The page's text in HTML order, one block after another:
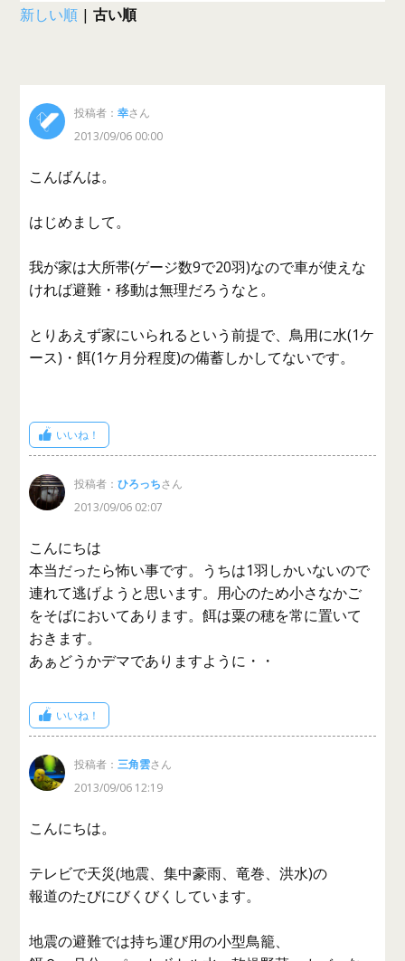
新しい順 |古い順
投稿者：幸さん
2013/09/06 00:00
こんばんは。
はじめまして。
我が家は大所帯(ゲージ数9で20羽)なので車が使えな
ければ避難・移動は無理だろうなと。
とりあえず家にいられるという前提で、鳥用に水(1ケ
ース)・餌(1ケ月分程度)の備蓄しかしてないです。
いいね！
投稿者：ひろっちさん
2013/09/06 02:07
こんにちは
本当だったら怖い事です。うちは1羽しかいないので
連れて逃げようと思います。用心のため小さなかご
をそばにおいてあります。餌は粟の穂を常に置いて
おきます。
あぁどうかデマでありますように・・
いいね！
投稿者：三角雲さん
2013/09/06 12:19
こんにちは。
テレビで天災(地震、集中豪雨、竜巻、洪水)の
報道のたびにびくびくしています。
地震の避難では持ち運び用の小型鳥籠、